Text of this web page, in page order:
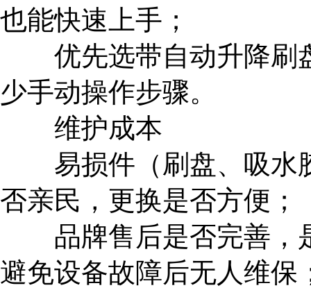
也能快速上手；
优先选带自动升降刷
少手动操作步骤。
维护成本
易损件（刷盘、吸水
否亲民，更换是否方便；
品牌售后是否完善，
避免设备故障后无人维保